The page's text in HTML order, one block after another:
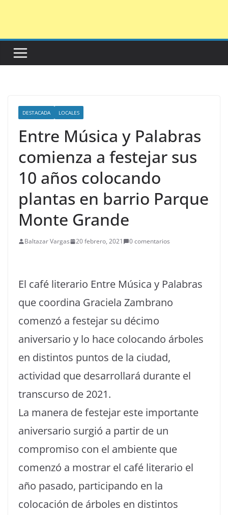
DESTACADA LOCALES
Entre Música y Palabras
comienza a festejar sus
10 años colocando
plantas en barrio Parque
Monte Grande
Baltazar Vargas 20 febrero, 2021 0 comentarios
El café literario Entre Música y Palabras
que coordina Graciela Zambrano
comenzó a festejar su décimo
aniversario y lo hace colocando árboles
en distintos puntos de la ciudad,
actividad que desarrollará durante el
transcurso de 2021.
La manera de festejar este importante
aniversario surgió a partir de un
compromiso con el ambiente que
comenzó a mostrar el café literario el
año pasado, participando en la
colocación de árboles en distintos